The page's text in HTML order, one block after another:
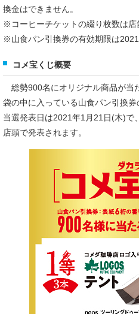
換金はできません。
※コーヒーチケットの綴り枚数は店
※山食パン引換券の有効期限は2021
コメ宝くじ概要
総勢900名にオリジナル商品が当
袋の中に入っている山食パン引換券
当選発表日は2021年1月21日(木)で
店頭で発表されます。